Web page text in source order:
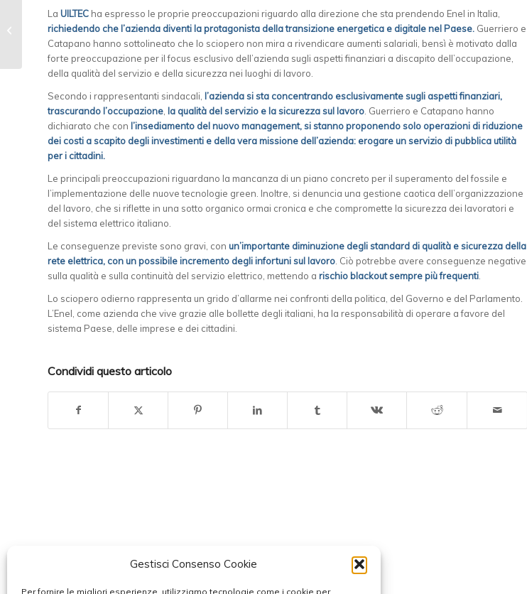
Gestisci Consenso Cookie
Per fornire le migliori esperienze, utilizziamo tecnologie come i cookie per
La UILTEC ha espresso le proprie preoccupazioni riguardo alla direzione che sta prendendo Enel in Italia,
richiedendo che l’azienda diventi la protagonista della transizione energetica e digitale nel Paese. Guerriero e
Catapano hanno sottolineato che lo sciopero non mira a rivendicare aumenti salariali, bensì è motivato dalla
forte preoccupazione per il focus esclusivo dell’azienda sugli aspetti finanziari a discapito dell’occupazione,
della qualità del servizio e della sicurezza nei luoghi di lavoro.
Secondo i rappresentanti sindacali, l’azienda si sta concentrando esclusivamente sugli aspetti finanziari,
trascurando l’occupazione la qualità del servizio e la sicurezza sul lavoro . Guerriero e Catapano hanno
dichiarato che con l’insediamento del nuovo management, si stanno proponendo solo operazioni di riduzione
dei costi a scapito degli investimenti e della vera missione dell’azienda: erogare un servizio di pubblica utilità
per i cittadini.
Le principali preoccupazioni riguardano la mancanza di un piano concreto per il superamento del fossile e
l’implementazione delle nuove tecnologie green. Inoltre, si denuncia una gestione caotica dell’organizzazione
del lavoro, che si riflette in una sotto organico ormai cronica e che compromette la sicurezza dei lavoratori e
del sistema elettrico italiano.
Le conseguenze previste sono gravi, con un’importante diminuzione degli standard di qualità e sicurezza della
rete elettrica, con un possibile incremento degli infortuni sul lavoro . Ciò potrebbe avere conseguenze negative
sulla qualità e sulla continuità del servizio elettrico, mettendo a rischio blackout sempre più frequenti
Lo sciopero odierno rappresenta un grido d’allarme nei confronti della politica, del Governo e del Parlamento.
L’Enel, come azienda che vive grazie alle bollette degli italiani, ha la responsabilità di operare a favore del
sistema Paese, delle imprese e dei cittadini.
Condividi questo articolo
UN GRIDO D’ALLARME
PER IL FUTURO DELLA
CITTA’